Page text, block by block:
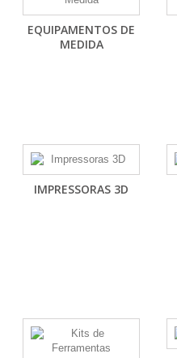
EQUIPAMENTOS DE
MEDIDA
IMPRESSORAS 3D